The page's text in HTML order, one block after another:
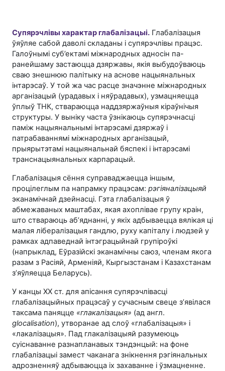
Супярэчлівы характар глабалізацыі. Глабалізацыя
ўяўляе сабой даволі складаны і супярэчлівы працэс.
Галоўнымі суб’ектамі міжнародных адносін па-
ранейшаму застаюцца дзяржавы, якія выбудоўваюць
сваю знешнюю палітыку на аснове нацыянальных
інтарэсаў. У той жа час расце значэнне міжнародных
арганізацый (урадавых і няўрадавых), узмацняецца
ўплыў ТНК, ствараюцца наддзяржаўныя кіраўнічыя
структуры. У выніку часта ўзнікаюць супярэчнасці
паміж нацыянальнымі інтарэсамі дзяржаў і
патрабаваннямі міжнародных арганізацый,
прыярытэтамі нацыянальнай бяспекі і інтарэсамі
транснацыянальных карпарацый.
Глабалізацыя сёння суправаджаецца іншым,
процілеглым па напрамку працэсам: рэгіяналізацыяй
эканамічнай дзейнасці. Гэта глабалізацыя ў
абмежаваных маштабах, якая ахоплівае групу краін,
што ствараюць аб’яднанні, у якіх адбываецца вялікая ці
малая лібералізацыя гандлю, руху капіталу і людзей у
рамках адпаведнай інтэграцыйнай групіроўкі
(напрыклад, Еўразійскі эканамічны саюз, членам якога
разам з Расіяй, Арменіяй, Кыргызстанам і Казахстанам
з’яўляецца Беларусь).
У канцы ХХ ст. для апісання супярэчлівасці
глабалізацыйных працэсаў у сучасным свеце з’явілася
таксама паняцце «глакалізацыя» (ад англ.
glocalisation), утворанае ад слоў «глабалізацыя» і
«лакалізацыя». Пад глакалізацыяй разумеюць
суіснаванне разнапланавых тэндэнцый: на фоне
глабалізацыі замест чаканага знікнення рэгіянальных
адрозненняў адбываюцца іх захаванне і ўзмацненне.